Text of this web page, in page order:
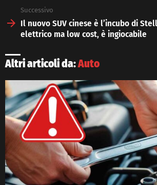
Successivo
Il nuovo SUV cinese è l’incubo di
elettrico ma low cost, è ingiocabile
Altri articoli da:Auto